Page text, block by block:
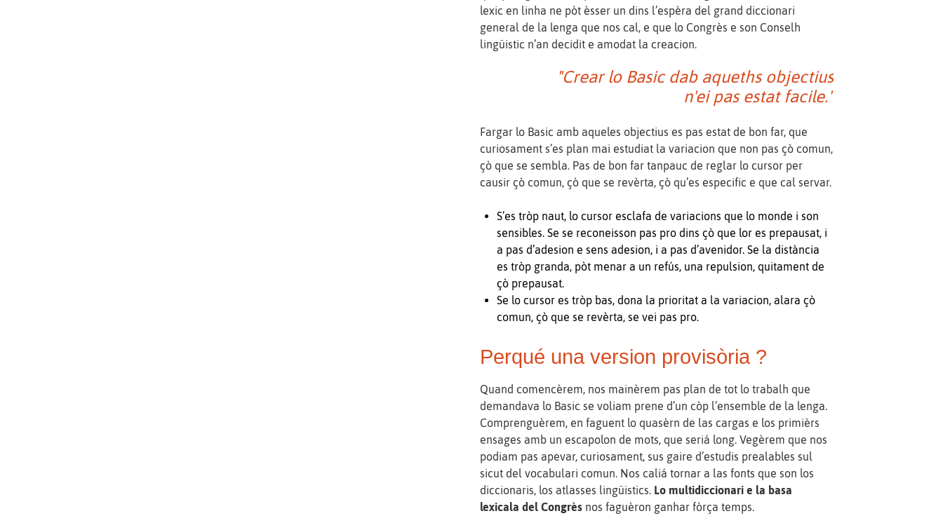
lexic en linha ne pòt èsser un dins l’espèra del grand diccionari
general de la lenga que nos cal, e que lo Congrès e son Conselh
lingüistic n’an decidit e amodat la creacion.
"Crear lo Basic dab aqueths objectius
n'ei pas estat facile."
Fargar lo Basic amb aqueles objectius es pas estat de bon far, que
curiosament s’es plan mai estudiat la variacion que non pas çò comun,
çò que se sembla. Pas de bon far tanpauc de reglar lo cursor per
causir çò comun, çò que se revèrta, çò qu’es especific e que cal servar.
S’es tròp naut, lo cursor esclafa de variacions que lo monde i son
sensibles. Se se reconeisson pas pro dins çò que lor es prepausat, i
a pas d’adesion e sens adesion, i a pas d’avenidor. Se la distància
es tròp granda, pòt menar a un refús, una repulsion, quitament de
çò prepausat.
Se lo cursor es tròp bas, dona la prioritat a la variacion, alara çò
comun, çò que se revèrta, se vei pas pro.
Perqué una version provisòria ?
Quand comencèrem, nos mainèrem pas plan de tot lo trabalh que
demandava lo Basic se voliam prene d’un còp l’ensemble de la lenga.
Comprenguèrem, en faguent lo quasèrn de las cargas e los primièrs
ensages amb un escapolon de mots, que seriá long. Vegèrem que nos
podiam pas apevar, curiosament, sus gaire d’estudis prealables sul
sicut del vocabulari comun. Nos caliá tornar a las fonts que son los
diccionaris, los atlasses lingüistics. Lo multidiccionari e la basa
lexicala del Congrès nos faguèron ganhar fòrça temps.